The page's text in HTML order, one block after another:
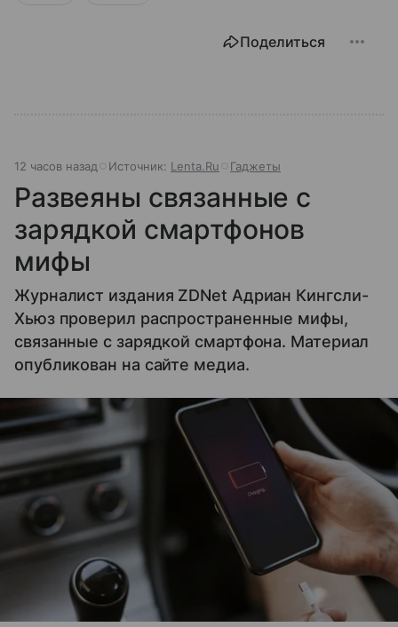
Поделиться
12 часов назад Источник: Lenta.Ru Гаджеты
Развеяны связанные с
зарядкой смартфонов
мифы
Журналист издания ZDNet Адриан Кингсли-
Хьюз проверил распространенные мифы,
связанные с зарядкой смартфона. Материал
опубликован на сайте медиа.